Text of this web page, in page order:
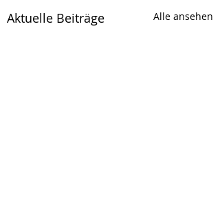
Aktuelle Beiträge Alle ansehen